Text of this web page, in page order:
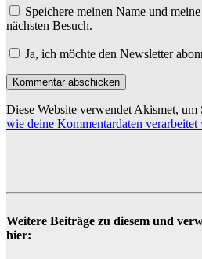
Speichere meinen Name und
nächsten Besuch.
Ja, ich möchte den Newsletter
Diese Website verwendet Akismet, um
wie deine Kommentardaten verarbeitet
Weitere Beiträge zu diesem und
hier: